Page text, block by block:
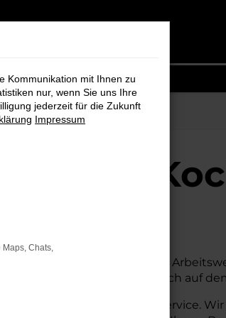
+
Ob für den täglichen
sowohl in der Stadt als auch auf
Beratung und Service.
Kommunikation mit Ihnen zu
nur, wenn Sie uns Ihre
jederzeit für die Zukunft
Impressum
Chats,